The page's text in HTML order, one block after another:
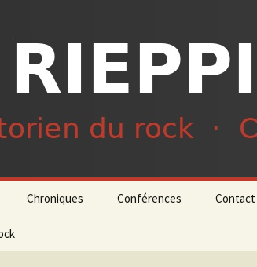
Chroniques Conférences Contact